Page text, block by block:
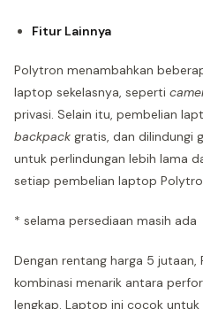
Fitur Lainnya
Polytron menambahkan
laptop sekelasnya, seperti
privasi. Selain itu, pembelian
backpack gratis, dan dilindungi
untuk perlindungan lebih lama
setiap pembelian laptop
* selama persediaan masih ada
Dengan rentang harga 5 jutaan,
kombinasi menarik antara
lengkap. Laptop ini cocok